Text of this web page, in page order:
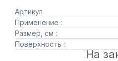
Артикул
Применение :
Размер, см :
Поверхность :
На